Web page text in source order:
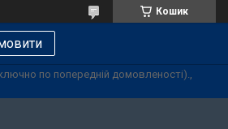
Кошик
по попередній домовленості).,